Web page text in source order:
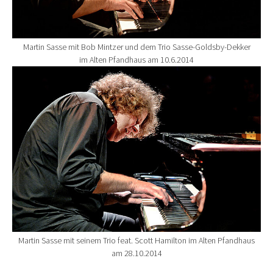
Martin Sasse mit Bob Mintzer und dem Trio Sasse-Goldsby-Dekker
im Alten Pfandhaus am 10.6.2014
Show larger version for:
Martin Sasse mit seinem Trio feat. Scott Hamilton im Alten Pfandhaus
am 28.10.2014